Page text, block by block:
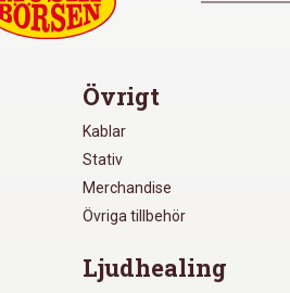
Övrigt
Kablar
Stativ
Merchandise
Övriga tillbehör
Ljudhealing